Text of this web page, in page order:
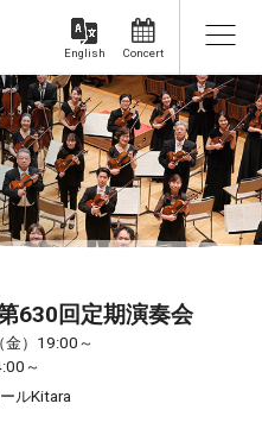
Concert
English
630回定期演奏会
）19:00～
～
ルKitara